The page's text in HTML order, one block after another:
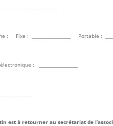
: Fixe : ___________________ Portable :
: ___________________
est à retourner au secrétariat de